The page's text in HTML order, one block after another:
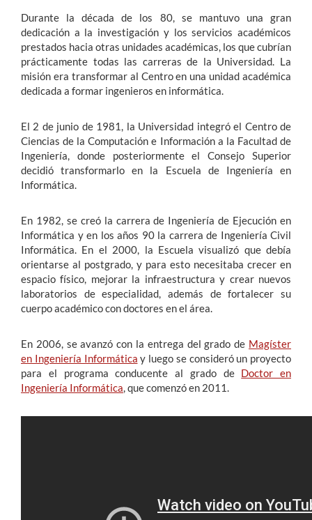
Durante la década de los 80, se mantuvo una gran
dedicación a la investigación y los servicios académicos
prestados hacia otras unidades académicas, los que cubrían
prácticamente todas las carreras de la Universidad. La
misión era transformar al Centro en una unidad académica
dedicada a formar ingenieros en informática.
El 2 de junio de 1981, la Universidad integró el Centro de
Ciencias de la Computación e Información a la Facultad de
Ingeniería, donde posteriormente el Consejo Superior
decidió transformarlo en la Escuela de Ingeniería en
Informática.
En 1982, se creó la carrera de Ingeniería de Ejecución en
Informática y en los años 90 la carrera de Ingeniería Civil
Informática. En el 2000, la Escuela visualizó que debía
orientarse al postgrado, y para esto necesitaba crecer en
espacio físico, mejorar la infraestructura y crear nuevos
laboratorios de especialidad, además de fortalecer su
cuerpo académico con doctores en el área.
En 2006, se avanzó con la entrega del grado de Magíster
en Ingeniería Informática y luego se consideró un proyecto
para el programa conducente al grado de Doctor en
Ingeniería Informática, que comenzó en 2011.